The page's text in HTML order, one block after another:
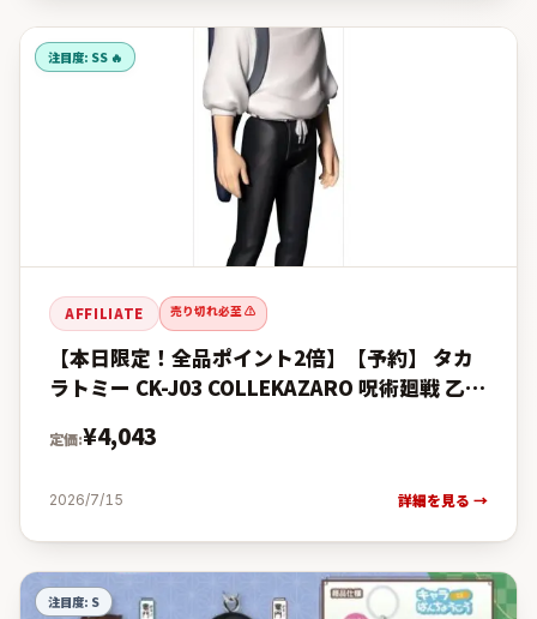
注目度: SS 🔥
AFFILIATE 売り切れ必至 ⚠️
【本日限定！全品ポイント2倍】【予約】 タカ
ラトミー CK-J03 COLLEKAZARO 呪術廻戦 乙骨
約・
定価:¥4,043
2026/7/15 詳細を見る →
注目度: S